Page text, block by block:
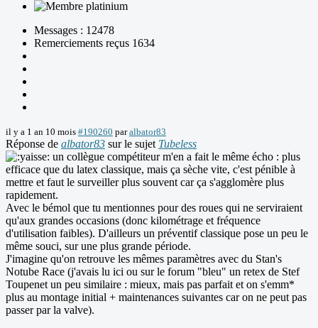
Messages : 12478
Remerciements reçus 1634
il y a 1 an 10 mois #190260 paralbator83
Réponse de albator83 sur le sujet Tubeless
un collègue compétiteur m'en a fait le même écho : plus
efficace que du latex classique, mais ça sèche vite, c'est pénible à
mettre et faut le surveiller plus souvent car ça s'agglomère plus
rapidement.
Avec le bémol que tu mentionnes pour des roues qui ne serviraient
qu'aux grandes occasions (donc kilométrage et fréquence
d'utilisation faibles). D'ailleurs un préventif classique pose un peu le
même souci, sur une plus grande période.
J'imagine qu'on retrouve les mêmes paramètres avec du Stan's
Notube Race (j'avais lu ici ou sur le forum "bleu" un retex de Stef
Toupenet un peu similaire : mieux, mais pas parfait et on s'emm*
plus au montage initial + maintenances suivantes car on ne peut pas
passer par la valve).